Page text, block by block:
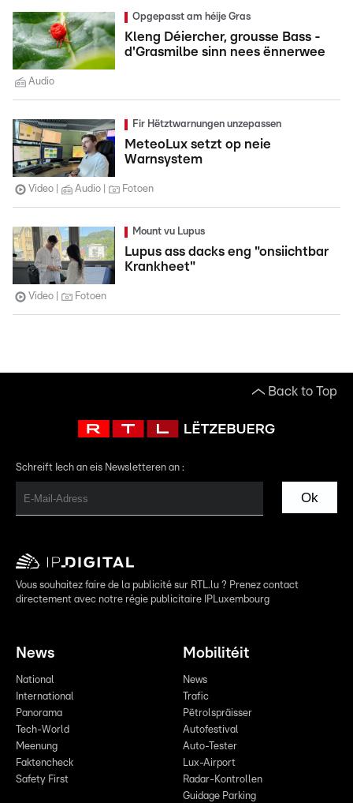
Opgepasst am héije Gras
Kleng Déiercher, grousse Bass -
d'Grasmilbe sinn nees ënnerwee
Audio
Fir Hëtztwarnungen unzepassen
MeteoLux setzt op neie
Warnsystem
Video Audio Fotoen
Mount vu Lupus
Lupus ass dacks eng "onsiichtbar
Krankheet"
Video Fotoen
Back to Top
Schreift Iech an eis Newsletteren an :
Ok
Vous souhaitez faire de la publicité sur RTL.lu ? Prenez contact
directement avec notre régie publicitaire IPLuxembourg
News
National
International
Panorama
Tech-World
Meenung
Faktencheck
Safety First
Mobilitéit
News
Trafic
Pëtrolspräisser
Autofestival
Auto-Tester
Lux-Airport
Radar-Kontrollen
Guidage Parking